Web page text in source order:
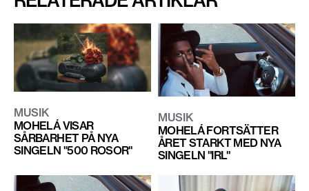
MUSIK
MOHELÁ VISAR
SÅRBARHET PÅ NYA
SINGELN "500 ROSOR"
MUSIK
MOHELÁ FORTSÄTTER
ÅRET STARKT MED NYA
SINGELN "IRL"